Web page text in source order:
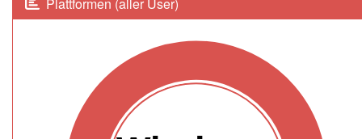
Plattformen (aller User)